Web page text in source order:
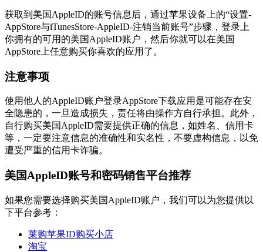
获取到美国AppleID的账号信息后，通过苹果设备上的“设置-
AppStore与iTunesStore-AppleID-注销当前账号”步骤，登录上
你拥有的可用的美国AppleID账户，然后你就可以在美国
AppStore上任意购买你喜欢的应用了。
注意事项
使用他人的AppleID账户登录AppStore下载应用是可能存在安
全隐患的，一旦造成损失，责任将由操作方自行承担。此外，
自行购买美国AppleID需要提供正确的信息，如姓名、信用卡
等，一定要注意信息的准确性和实名性，不要虚构信息，以免
遭受严重的信用卡诈骗。
美国AppleID账号和密码销售平台推荐
如果您需要选择购买美国AppleID账户，我们可以为您提供以
下平台参考：
莱购苹果ID购买小店
淘宝